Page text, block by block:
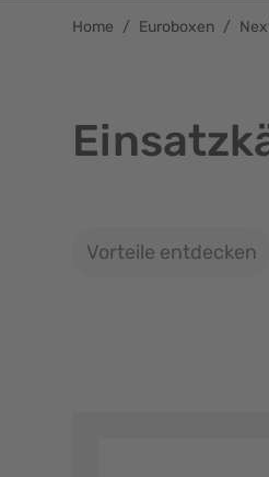
Home / Euroboxen /
Vorteile entdecken